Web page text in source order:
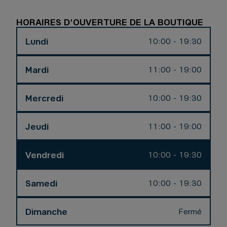
HORAIRES D'OUVERTURE DE LA BOUTIQUE
Lundi
10:00 - 19:30
Mardi 11:00 - 19:00
Mercredi 10:00 - 19:30
Jeudi 11:00 - 19:00
Vendredi 10:00 - 19:30
Samedi 10:00 - 19:30
Dimanche Fermé